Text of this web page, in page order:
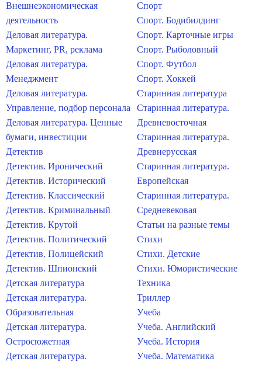
Внешнеэкономическая
деятельность
Деловая литература.
Маркетинг, PR, реклама
Деловая литература.
Менеджмент
Деловая литература.
Управление, подбор персонала
Деловая литература. Ценные
бумаги, инвестиции
Детектив
Детектив. Иронический
Детектив. Исторический
Детектив. Классический
Детектив. Криминальный
Детектив. Крутой
Детектив. Политический
Детектив. Полицейский
Детектив. Шпионский
Детская литература
Детская литература.
Образовательная
Детская литература.
Остросюжетная
Детская литература.
Спорт
Спорт. Бодибилдинг
Спорт. Карточные игры
Спорт. Рыболовный
Спорт. Футбол
Спорт. Хоккей
Старинная литература
Старинная литература.
Древневосточная
Старинная литература.
Древнерусская
Старинная литература.
Европейская
Старинная литература.
Средневековая
Статьи на разные темы
Стихи
Стихи. Детские
Стихи. Юмористические
Техника
Триллер
Учеба
Учеба. Английский
Учеба. История
Учеба. Математика